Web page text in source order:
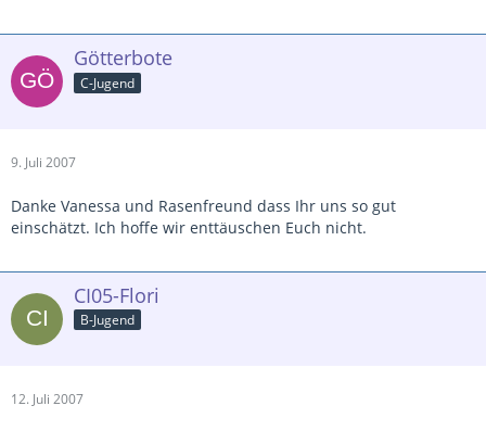
Götterbote
C-Jugend
9. Juli 2007
Danke Vanessa und Rasenfreund dass Ihr uns so gut
einschätzt. Ich hoffe wir enttäuschen Euch nicht.
CI05-Flori
B-Jugend
12. Juli 2007